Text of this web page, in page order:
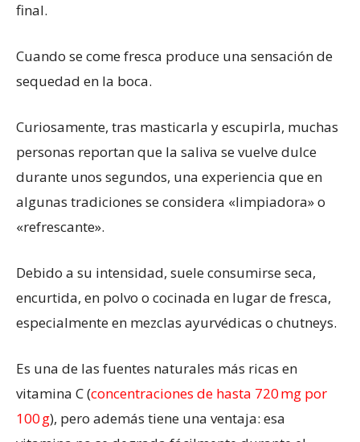
final.
Cuando se come fresca produce una sensación de
sequedad en la boca.
Curiosamente, tras masticarla y escupirla, muchas
personas reportan que la saliva se vuelve dulce
durante unos segundos, una experiencia que en
algunas tradiciones se considera «limpiadora» o
«refrescante».
Debido a su intensidad, suele consumirse seca,
encurtida, en polvo o cocinada en lugar de fresca,
especialmente en mezclas ayurvédicas o chutneys.
Es una de las fuentes naturales más ricas en
vitamina C (concentraciones de hasta 720 mg por
100 g), pero además tiene una ventaja: esa